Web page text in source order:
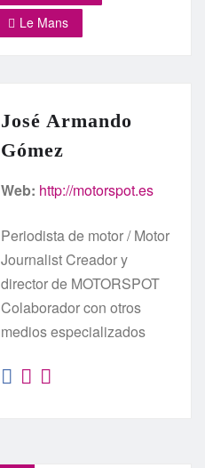
Le Mans
José Armando
Gómez
Web: http://motorspot.es
Periodista de motor / Motor
Journalist Creador y
director de MOTORSPOT
Colaborador con otros
medios especializados